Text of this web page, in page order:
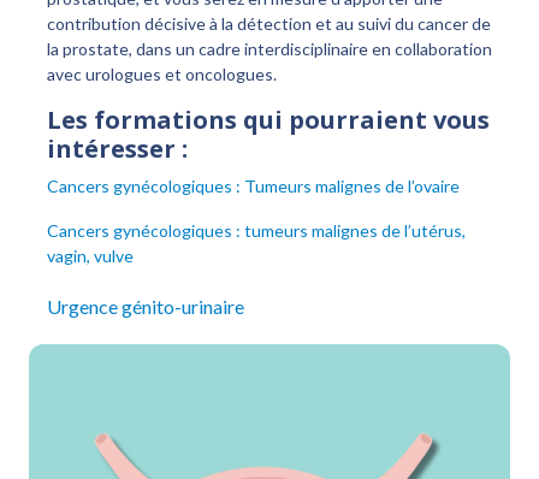
contribution décisive à la détection et au suivi du cancer de
la prostate, dans un cadre interdisciplinaire en collaboration
avec urologues et oncologues.
Les formations qui pourraient vous
intéresser :
Cancers gynécologiques : Tumeurs malignes de l’ovaire
Cancers gynécologiques : tumeurs malignes de l’utérus,
vagin, vulve
Urgence génito-urinaire